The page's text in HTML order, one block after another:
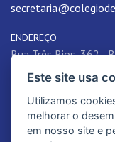
ENDEREÇO
Rua Três Rios, 362 -
BrasilEste site usa
Utilizamos
melhorar o
em nosso site e